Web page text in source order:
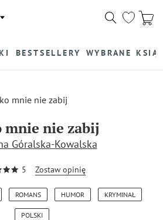
BESTSELLERY WYBRANE
mnie nie zabij
Góralska-Kowalska
5 Zostaw opinię
ROMANS HUMOR KRYMINAŁ
POLSKI